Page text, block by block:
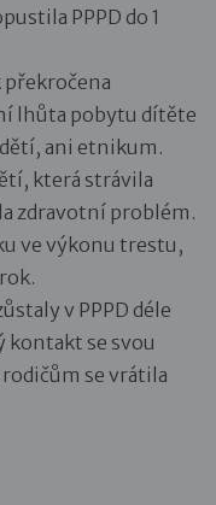
PPPD do 1
překročena
lhůta pobytu dítěte
ani etnikum.
která strávila
zdravotní problém.
ve výkonu trestu,
v PPPD déle
kontakt se svou
se vrátila